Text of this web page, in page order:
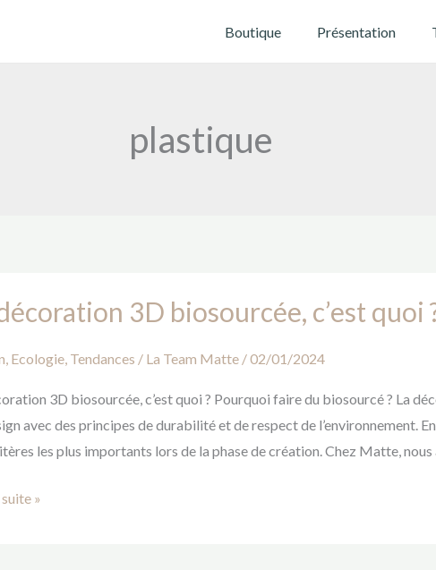
Boutique Présentation
plastique
3D biosourcée, c’est quoi
, Ecologie, Tendances / La Team Matte /02/01/2024
3D biosourcée, c’est quoi ? Pourquoi faire du biosourcé ? La
avec des principes de durabilité et de respect de l’environnement.
les plus importants lors de la phase de création. Chez Matte,
»